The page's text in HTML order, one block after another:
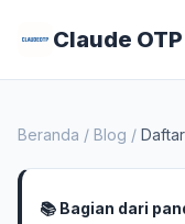
Claude OTP
Beranda / Blog /
📚 Bagian dari